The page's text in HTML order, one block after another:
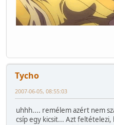
Tycho
2007-06-05, 08:55:03
uhhh.... remélem azért nem
csíp egy kicsit... Azt